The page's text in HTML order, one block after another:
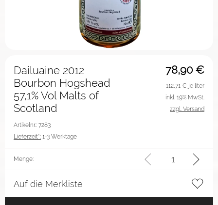
78,90 €
Dailuaine 2012
Bourbon Hogshead
57,1% Vol Malts of
Scotland
Artikelnr.: 7283
Lieferzeit*: 1-3 Werktage
112,71 € je liter
inkl. 19% MwSt.
zzgl. Versand
Menge:
Auf die Merkliste